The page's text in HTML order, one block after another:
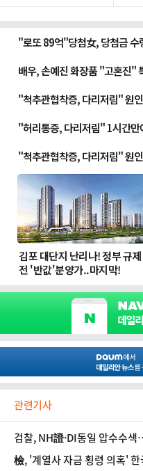
관련기사
검찰, NH證·DI동일 압수수
檢, '계열사 자금 횡령 의혹'